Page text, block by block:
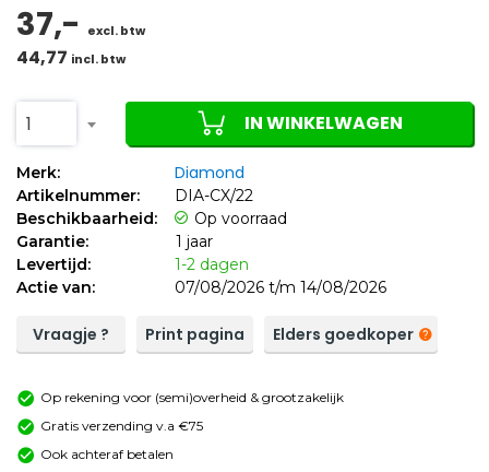
37,- excl. btw
44,77 incl. btw
1 IN WINKELWAGEN
Merk: Diamond
Artikelnummer:
DIA-CX/22
Beschikbaarheid:
Op voorraad
Garantie:
1 jaar
Levertijd:
1-2 dagen
Actie van:
07/08/2026 t/m 14/08/2026
Vraagje ? Print pagina Elders goedkoper
Op rekening voor (semi)overheid & grootzakelijk
Gratis verzending v.a €75
Ook achteraf betalen